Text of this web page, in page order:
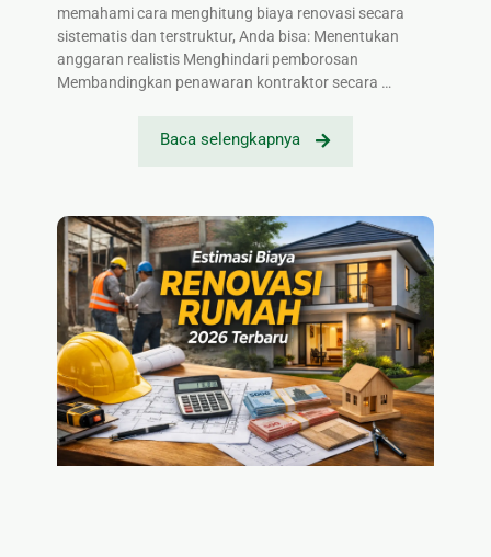
memahami cara menghitung biaya renovasi secara
sistematis dan terstruktur, Anda bisa: Menentukan
anggaran realistis Menghindari pemborosan
Membandingkan penawaran kontraktor secara …
Baca selengkapnya